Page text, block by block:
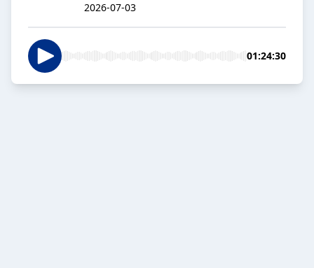
2026-07-03
01:24:30